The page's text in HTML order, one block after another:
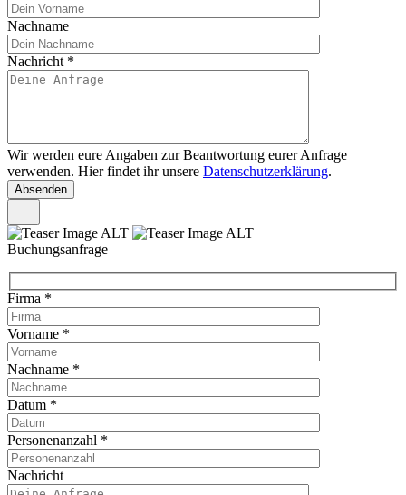
Nachname
Nachricht *
Wir werden eure Angaben zur Beantwortung eurer Anfrage
verwenden. Hier findet ihr unsere Datenschutzerklärung.
Buchungsanfrage
Firma *
Vorname *
Nachname *
Datum *
Personenanzahl *
Nachricht